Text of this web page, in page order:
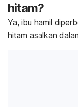
hitam?
Ya, ibu hamil
hitam asalkan